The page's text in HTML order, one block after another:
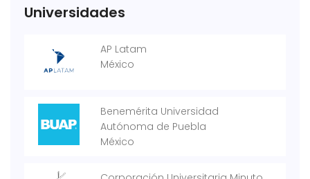
Universidades
AP Latam
México
Benemérita Universidad
Autónoma de Puebla
México